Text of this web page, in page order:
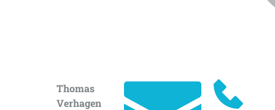
Thomas
Verhagen